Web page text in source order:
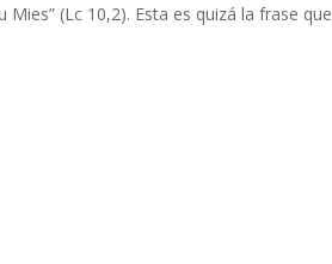
(Lc 10,2). Esta es quizá la frase que